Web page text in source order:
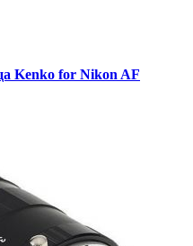
Kenko for Nikon AF